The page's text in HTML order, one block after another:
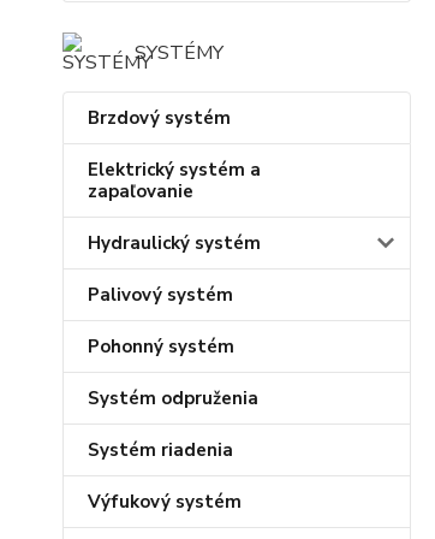
SYSTÉMY
Brzdový systém
Elektrický systém a
zapaľovanie
Hydraulický systém
Palivový systém
Pohonný systém
Systém odpruženia
Systém riadenia
Výfukový systém